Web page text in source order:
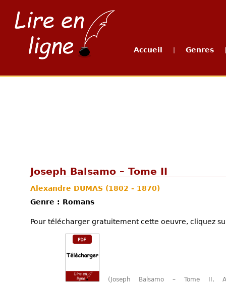
Accueil Genres
Joseph Balsamo – Tome II
Alexandre DUMAS (1802 - 1870)
Genre : Romans
Pour télécharger gratuitement cette oeuvre, cliquez
(Joseph Balsamo – Tome II,